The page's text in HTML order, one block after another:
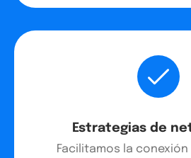
Estrategias de
Facilitamos la